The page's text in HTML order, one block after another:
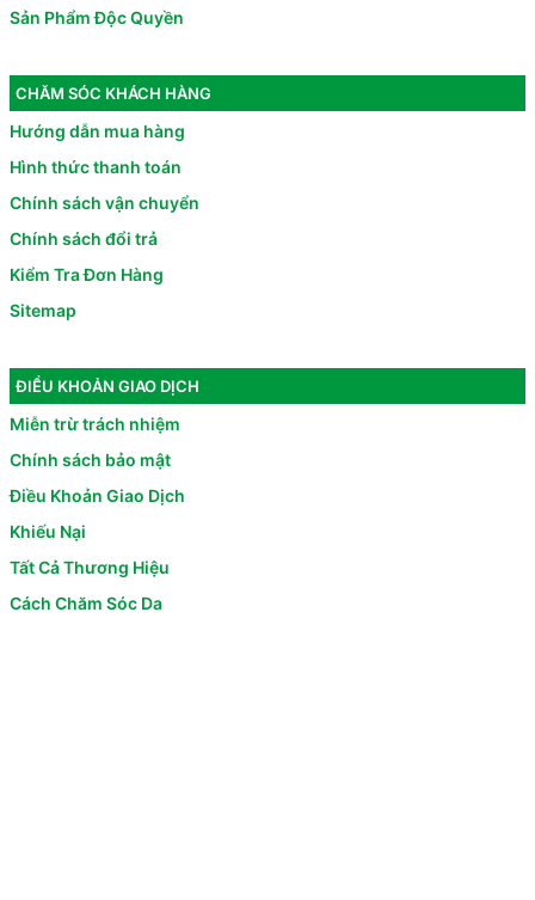
Sản Phẩm Độc Quyền
CHĂM SÓC KHÁCH HÀNG
Hướng dẫn mua hàng
Hình thức thanh toán
Chính sách vận chuyển
Chính sách đổi trả
Kiểm Tra Đơn Hàng
Sitemap
ĐIỀU KHOẢN GIAO DỊCH
Miễn trừ trách nhiệm
Chính sách bảo mật
Điều Khoản Giao Dịch
Khiếu Nại
Tất Cả Thương Hiệu
Cách Chăm Sóc Da